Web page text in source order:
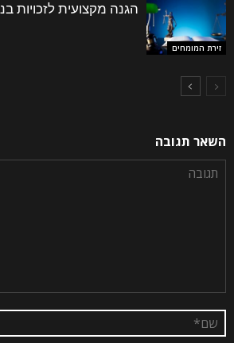
זירת המומחים
הגנה מקצועית לזכויות
השאר תגובה